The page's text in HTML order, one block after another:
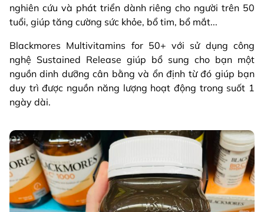
nghiên cứu và phát triển dành riêng cho người trên 50
tuổi, giúp tăng cường sức khỏe, bổ tim, bổ mắt...
Blackmores Multivitamins for 50+ với sử dụng công
nghệ Sustained Release giúp bổ sung cho bạn một
nguồn dinh dưỡng cân bằng và ổn định từ đó giúp bạn
duy trì được nguồn năng lượng hoạt động trong suốt 1
ngày dài.